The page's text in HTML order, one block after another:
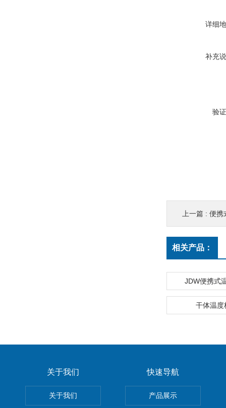
详细
补充
验
上一篇 : 便携
相关产品：
JDW便携式
干体温度
关于我们
关于我们
快速导航
产品展示